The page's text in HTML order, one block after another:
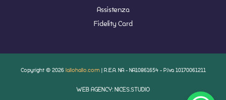
Assistenza
Fidelity Card
Copyright © 2026 lallohallo.com | R.E.A. NA - NA10861654 - P.Iva 10170061211
WEB AGENCY: NICES.STUDIO